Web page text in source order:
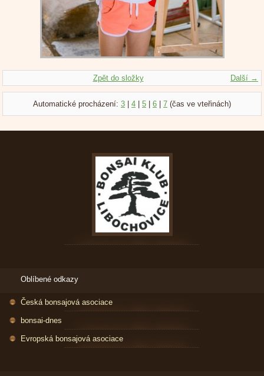
Další →
Zpět do složky
Automatické procházení: 3 4 5 6 7 (čas ve vteřinách)
Oblíbené odkazy
Česká bonsajová asociace
bonsai-dnes
Evropská bonsajová asociace